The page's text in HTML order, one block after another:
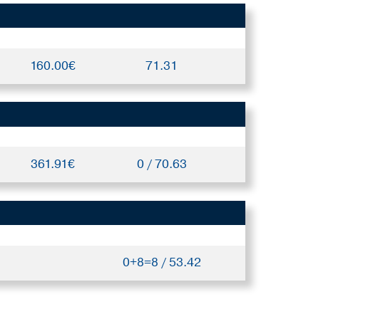
160.00€ 71.31
361.91€ 0 / 70.63
0+8=8 / 53.42